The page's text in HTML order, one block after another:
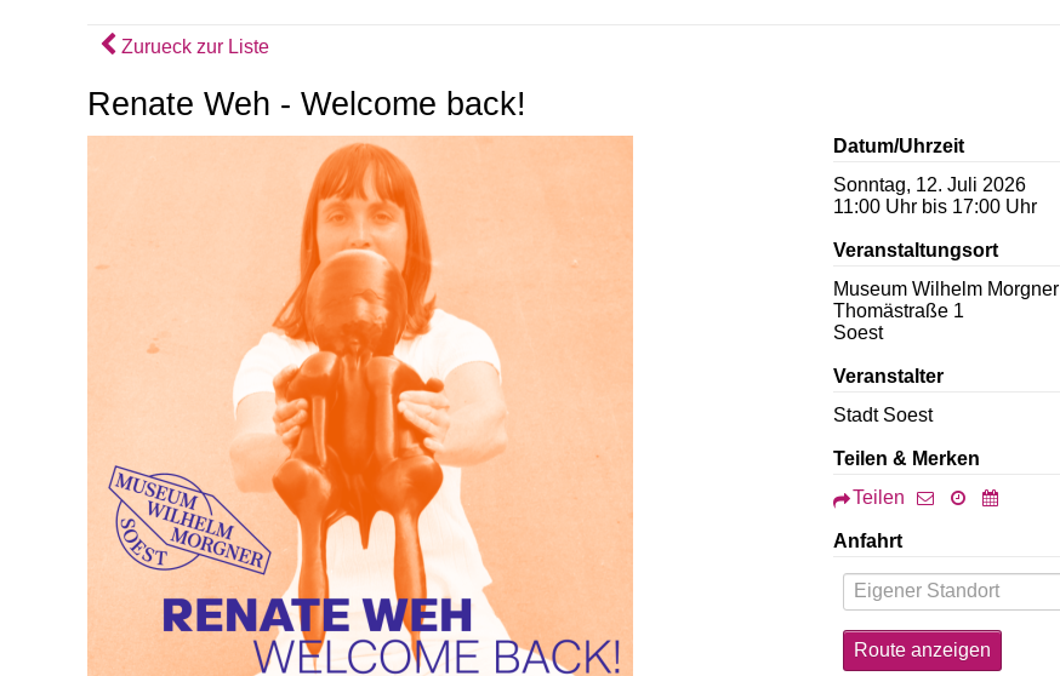
Zurueck zur Liste
Renate Weh - Welcome back!
Datum/Uhrzeit
Sonntag, 12. Juli 2026
11:00 Uhr bis 17:00 Uhr
Veranstaltungsort
Museum Wilhelm Morgner
Thomästraße 1
Soest
Veranstalter
Stadt Soest
Teilen & Merken
Teilen
Anfahrt